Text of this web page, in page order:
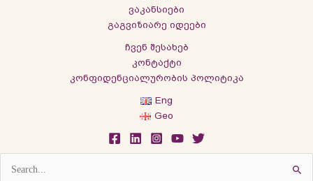
ვაკანსიები
გაგვიზიარე იდეები
ჩვენ შესახებ
კონტაქტი
კონფიდენციალურობის პოლიტიკა
Eng
Geo
Search